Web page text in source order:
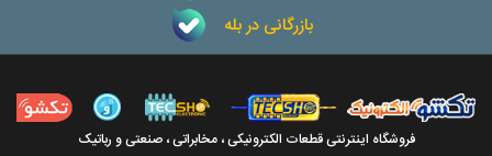
بازرگانی در بله
فروشگاه اینترنتی قطعات الکترونیکی ، مخابراتی ، صنعتی و رباتیک